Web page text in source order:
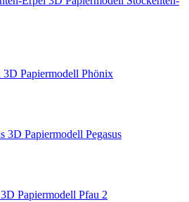
3D Papiermodell Phönix
3D Papiermodell Pegasus
3D Papiermodell Pfau 2